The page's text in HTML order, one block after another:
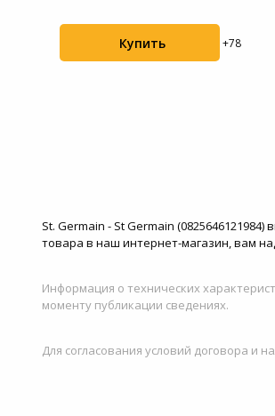
Купить +78
St. Germain - St Germain
товара в наш интернет-магазин, вам
Информация о технических
моменту публикации сведениях.
Для согласования условий договора и